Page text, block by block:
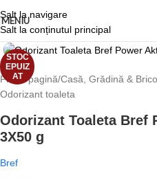
Salt la navigare
Salt la conținutul principal
MENIU
STOC
EPUIZ
AT
Fă clic pentru a mări
Prima pagină/Casă, Grădină &
Odorizant toaleta
Odorizant Toaleta Bref
3X50 g
Bref